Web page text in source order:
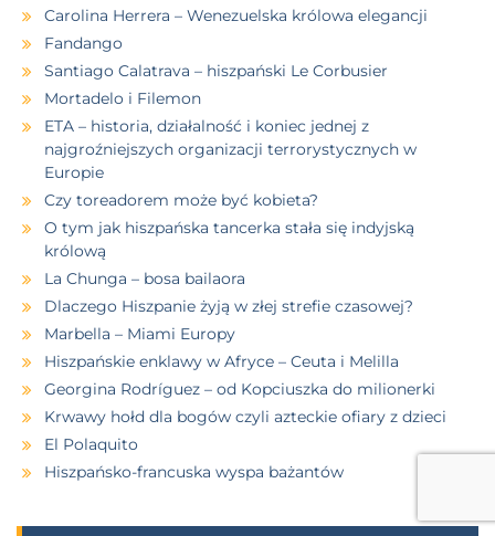
Carolina Herrera – Wenezuelska królowa elegancji
Fandango
Santiago Calatrava – hiszpański Le Corbusier
Mortadelo i Filemon
ETA – historia, działalność i koniec jednej z
najgroźniejszych organizacji terrorystycznych w
Europie
Czy toreadorem może być kobieta?
O tym jak hiszpańska tancerka stała się indyjską
królową
La Chunga – bosa bailaora
Dlaczego Hiszpanie żyją w złej strefie czasowej?
Marbella – Miami Europy
Hiszpańskie enklawy w Afryce – Ceuta i Melilla
Georgina Rodríguez – od Kopciuszka do milionerki
Krwawy hołd dla bogów czyli azteckie ofiary z dzieci
El Polaquito
Hiszpańsko-francuska wyspa bażantów